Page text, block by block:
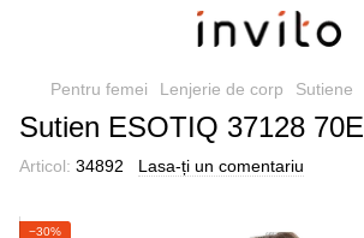
Pentru femei Lenjerie de corp Sutiene
Sutien ESOTIQ 37128 70E
Articol: 34892 Lasa-ți un comentariu
−30%